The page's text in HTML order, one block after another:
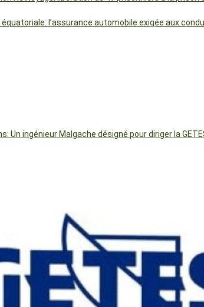
équatoriale: l’assurance automobile exigée aux
Un ingénieur Malgache désigné pour diriger la